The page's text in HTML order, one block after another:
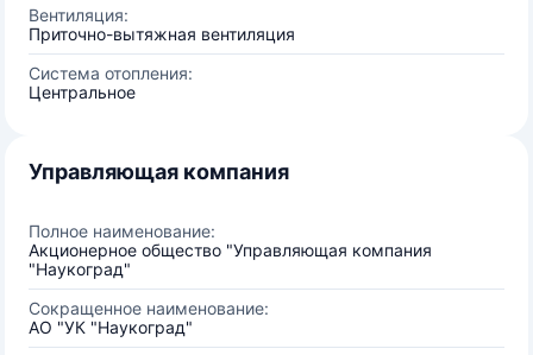
Вентиляция:
Приточно-вытяжная вентиляция
Система отопления:
Центральное
Управляющая компания
Полное наименование:
Акционерное общество "Управляющая компания
"Наукоград"
Сокращенное наименование:
АО "УК "Наукоград"